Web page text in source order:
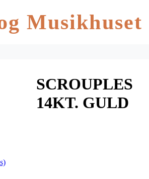
Musikhuset
SCROUPLES
14KT. GULD